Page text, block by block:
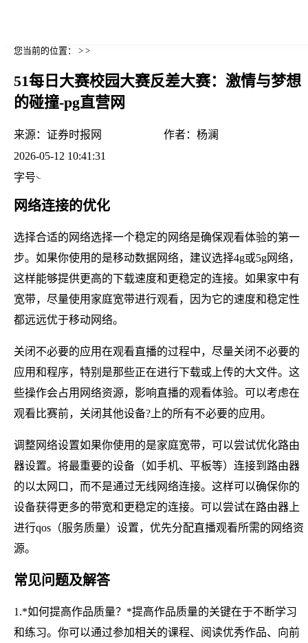
您当前的位置： > >
51每日大赛校园大赛反差大赛：激情与梦想
的碰撞-pg直营网
来源： 证券时报网 作者： 杨澜
2026-05-12 10:41:31
字号
网络连接的优化
选择合适的网络选择一个稳定的网络是确保观看体验的第一
步。如果你使用的是移动数据网络，建议选择4g或5g网络，
这样能够提供更高的下载速度和更稳定的连接。如果家中有
宽带，尽量使用家庭宽带进行观看，因为它的速度和稳定性
都远远优于移动网络。
关闭不必要的应用在观看直播的过程中，尽量关闭不必要的
应用和程序，特别是那些正在进行下载或上传的大文件。这
些操作会占用网络资源，影响直播的观看体验。可以考虑在
观看比赛前，关闭其他设备?上的所有不必要的应用。
调整网络设置如果你使用的是家庭宽带，可以尝试优化路由
器设置。将最重要的设备（如手机、平板等）连接到路由器
的以太网口，而不是通过无线网络连接。这样可以确保你的
设备获得更多的带宽和更稳定的连接。可以尝试在路由器上
进行qos（服务质量）设置，优先分配直播观看所需的网络资
源。
常见问题及解答
1.*如何提高作品质量？*提高作品质量的关键在于不断学习
和练习。你可以通过参加相关的课程、阅读优秀作品、向前